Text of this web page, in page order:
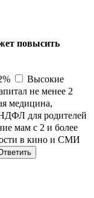
повысить
Высокие
не менее 2
медицина,
для родителей
мам с 2 и более
в кино и СМИ